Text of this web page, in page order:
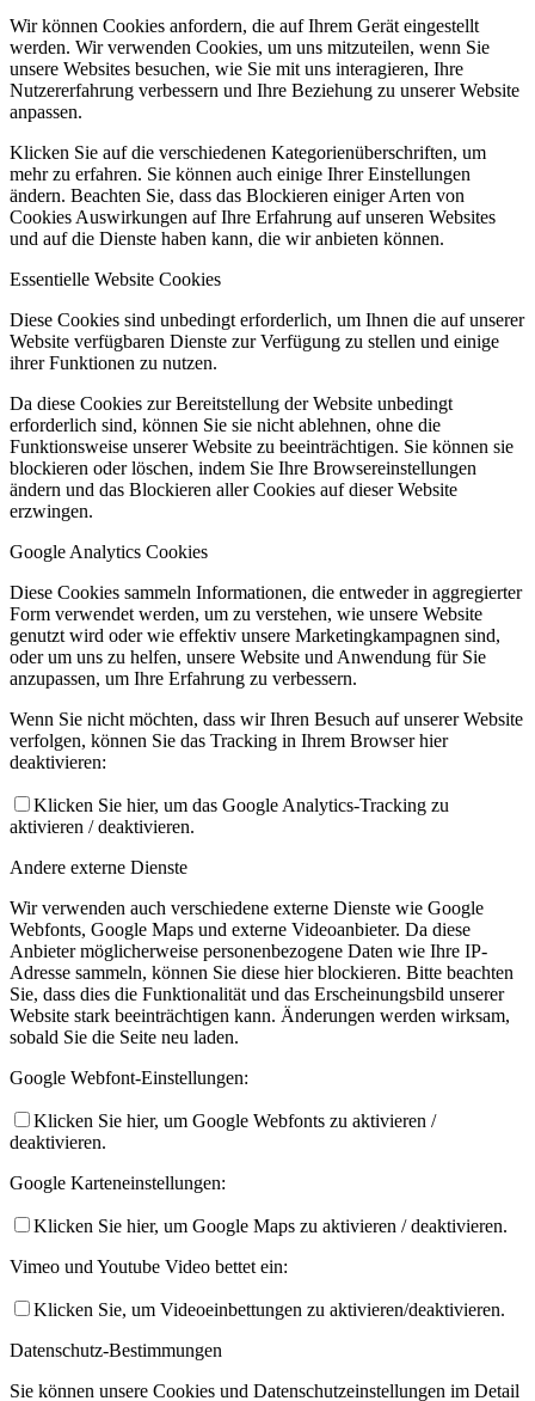
Wir können Cookies anfordern, die auf Ihrem Gerät eingestellt
werden. Wir verwenden Cookies, um uns mitzuteilen, wenn Sie
unsere Websites besuchen, wie Sie mit uns interagieren, Ihre
Nutzererfahrung verbessern und Ihre Beziehung zu unserer Website
anpassen.
Klicken Sie auf die verschiedenen Kategorienüberschriften, um
mehr zu erfahren. Sie können auch einige Ihrer Einstellungen
ändern. Beachten Sie, dass das Blockieren einiger Arten von
Cookies Auswirkungen auf Ihre Erfahrung auf unseren Websites
und auf die Dienste haben kann, die wir anbieten können.
Essentielle Website Cookies
Diese Cookies sind unbedingt erforderlich, um Ihnen die auf unserer
Website verfügbaren Dienste zur Verfügung zu stellen und einige
ihrer Funktionen zu nutzen.
Da diese Cookies zur Bereitstellung der Website unbedingt
erforderlich sind, können Sie sie nicht ablehnen, ohne die
Funktionsweise unserer Website zu beeinträchtigen. Sie können sie
blockieren oder löschen, indem Sie Ihre Browsereinstellungen
ändern und das Blockieren aller Cookies auf dieser Website
erzwingen.
Google Analytics Cookies
Diese Cookies sammeln Informationen, die entweder in aggregierter
Form verwendet werden, um zu verstehen, wie unsere Website
genutzt wird oder wie effektiv unsere Marketingkampagnen sind,
oder um uns zu helfen, unsere Website und Anwendung für Sie
anzupassen, um Ihre Erfahrung zu verbessern.
Wenn Sie nicht möchten, dass wir Ihren Besuch auf unserer Website
verfolgen, können Sie das Tracking in Ihrem Browser hier
deaktivieren:
Klicken Sie hier, um das Google Analytics-Tracking zu
aktivieren / deaktivieren.
Andere externe Dienste
Wir verwenden auch verschiedene externe Dienste wie Google
Webfonts, Google Maps und externe Videoanbieter. Da diese
Anbieter möglicherweise personenbezogene Daten wie Ihre IP-
Adresse sammeln, können Sie diese hier blockieren. Bitte beachten
Sie, dass dies die Funktionalität und das Erscheinungsbild unserer
Website stark beeinträchtigen kann. Änderungen werden wirksam,
sobald Sie die Seite neu laden.
Google Webfont-Einstellungen:
Klicken Sie hier, um Google Webfonts zu aktivieren /
deaktivieren.
Google Karteneinstellungen:
Klicken Sie hier, um Google Maps zu aktivieren / deaktivieren.
Vimeo und Youtube Video bettet ein:
Klicken Sie, um Videoeinbettungen zu aktivieren/deaktivieren.
Datenschutz-Bestimmungen
Sie können unsere Cookies und Datenschutzeinstellungen im Detail